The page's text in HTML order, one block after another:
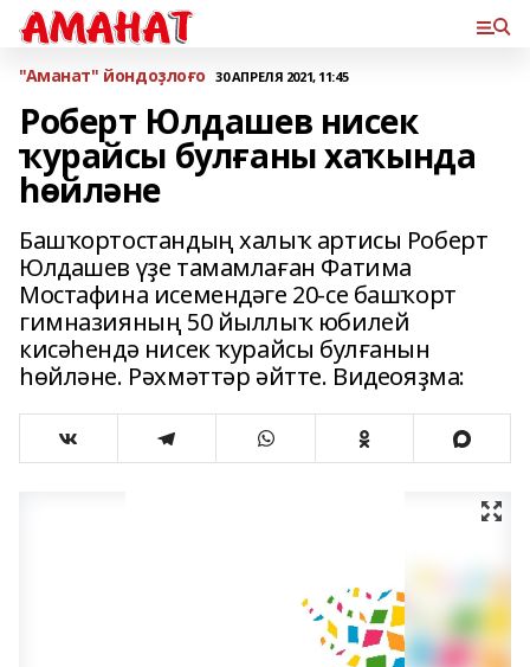
"Аманат" йондоҙлоғо 30 АПРЕЛЯ 2021, 11:45
Роберт Юлдашев нисек
ҡурайсы булғаны хаҡында
һөйләне
Башҡортостандың халыҡ артисы Роберт
Юлдашев үҙе тамамлаған Фатима
Мостафина исемендәге 20-се башҡорт
гимназияның 50 йыллыҡ юбилей
кисәһендә нисек ҡурайсы булғанын
һөйләне. Рәхмәттәр әйтте. Видеояҙма: